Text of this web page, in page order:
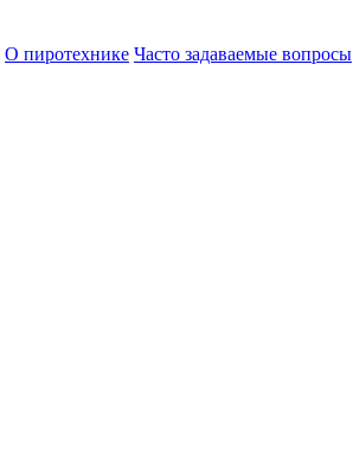
О пиротехнике Часто задаваемые вопросы